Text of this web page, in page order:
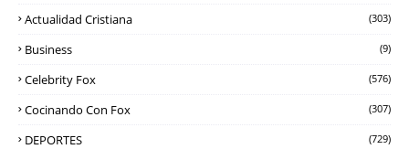
Actualidad Cristiana (303)
Business (9)
Celebrity Fox (576)
Cocinando Con Fox (307)
DEPORTES (729)